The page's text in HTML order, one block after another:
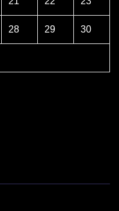
28 29 30